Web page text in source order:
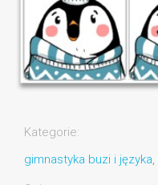
Kategorie:
gimnastyka buzi i języka,